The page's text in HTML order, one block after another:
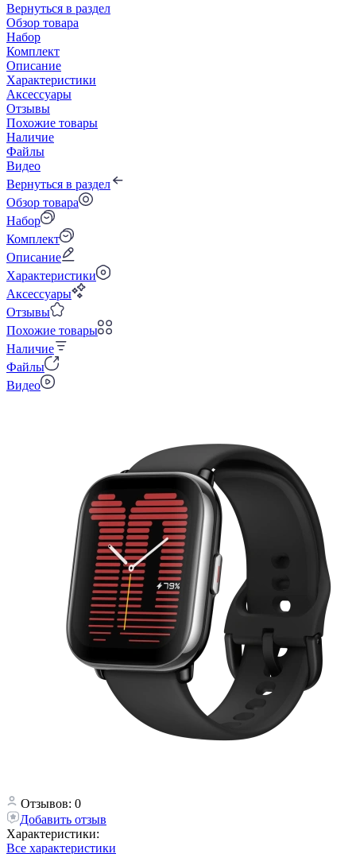
Вернуться в раздел
Обзор товара
Набор
Комплект
Описание
Характеристики
Аксессуары
Отзывы
Похожие товары
Наличие
Файлы
Видео
Вернуться в раздел
Обзор товара
Набор
Комплект
Описание
Характеристики
Аксессуары
Отзывы
Похожие товары
Наличие
Файлы
Видео
Отзывов: 0
Добавить отзыв
Характеристики:
Все характеристики